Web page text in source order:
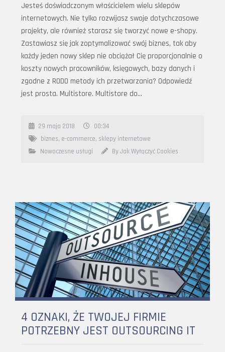
Jesteś doświadczonym właścicielem wielu sklepów
internetowych. Nie tylko rozwijasz swoje dotychczasowe
projekty, ale również starasz się tworzyć nowe e-shopy.
Zastawiasz się jak zoptymalizować swój biznes, tak aby
każdy jeden nowy sklep nie obciążał Cię proporcjonalnie o
koszty nowych pracowników, księgowych, bazy danych i
zgodne z RODO metody ich przetwarzania? Odpowiedź
jest prosta. Multistore. Multistore do…
29 maja 2018
00:34
biznes, e-commerce, sklepy internetowe
Nowoczesne usługi
By Jak Wyłączyć Cookies
4 OZNAKI, ŻE TWOJEJ FIRMIE
POTRZEBNY JEST OUTSOURCING IT